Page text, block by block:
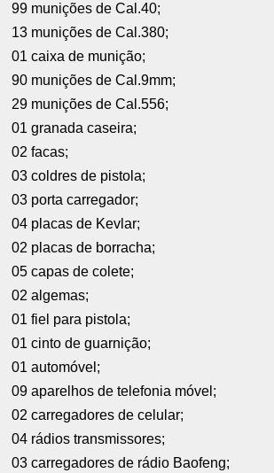
99 munições de Cal.40;
13 munições de Cal.380;
01 caixa de munição;
90 munições de Cal.9mm;
29 munições de Cal.556;
01 granada caseira;
02 facas;
03 coldres de pistola;
03 porta carregador;
04 placas de Kevlar;
02 placas de borracha;
05 capas de colete;
02 algemas;
01 fiel para pistola;
01 cinto de guarnição;
01 automóvel;
09 aparelhos de telefonia móvel;
02 carregadores de celular;
04 rádios transmissores;
03 carregadores de rádio Baofeng;